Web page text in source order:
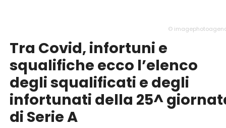
©
Tra Covid, infortuni e
squalifiche ecco l’elenco
degli squalificati e degli
infortunati della 25^
di Serie A